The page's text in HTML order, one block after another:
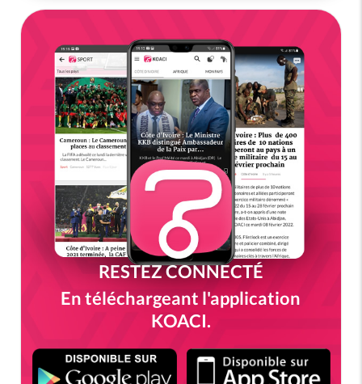
RESTEZ CONNECTÉ
En téléchargeant l'application
KOACI.